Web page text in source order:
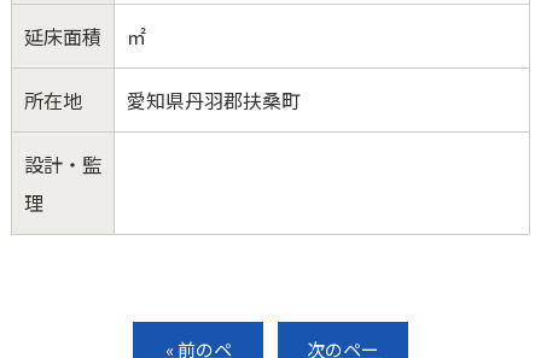
延床面積 ㎡
所在地 愛知県丹羽郡扶桑町
設計・監
理
« 前のペ
次のペー